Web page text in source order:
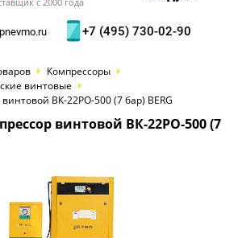
+7 (495) 730-02-90
Компрессоры
винтовые
ВК-22РО-500 (7 бар) BERG
винтовой ВК-22РО-500 (7